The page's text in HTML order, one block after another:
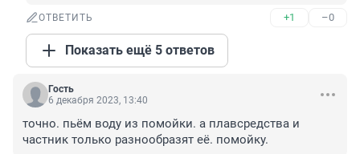
ОТВЕТИТЬ +1 –0
Показать ещё 5 ответов
Гость
6 декабря 2023, 13:40
точно. пьём воду из помойки. а плавсредства и
частник только разнообразят её. помойку.